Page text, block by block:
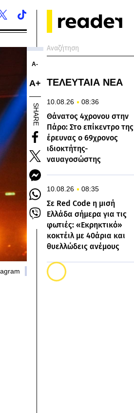
Α-
Α+
SHARE
ΤΕΛΕΥΤΑΙΑ ΝΕΑ
10.08.26 08:36
Θάνατος 4χρονου στην
Πάρο: Στο επίκεντρο της
έρευνας ο 69χρονος
ιδιοκτήτης-
ναυαγοσώστης
10.08.26 08:35
Σε Red Code η μισή
Ελλάδα σήμερα για τις
φωτιές: «Εκρηκτικό»
κοκτέιλ με 40άρια και
θυελλώδεις ανέμους